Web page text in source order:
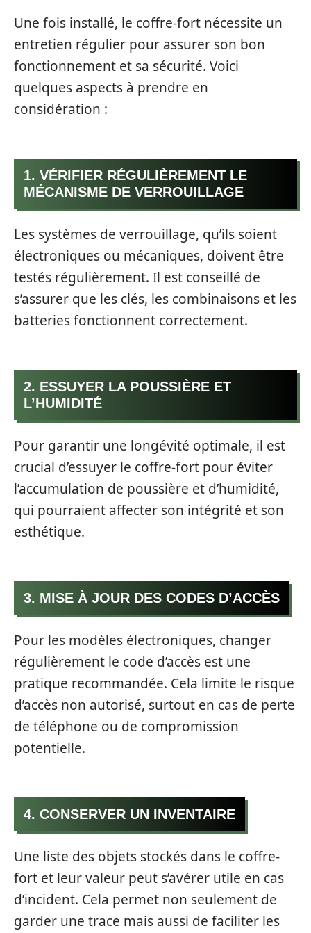
Une fois installé, le coffre-fort nécessite un
entretien régulier pour assurer son bon
fonctionnement et sa sécurité. Voici
quelques aspects à prendre en
considération :
1. VÉRIFIER RÉGULIÈREMENT LE
MÉCANISME DE VERROUILLAGE
Les systèmes de verrouillage, qu’ils soient
électroniques ou mécaniques, doivent être
testés régulièrement. Il est conseillé de
s’assurer que les clés, les combinaisons et les
batteries fonctionnent correctement.
2. ESSUYER LA POUSSIÈRE ET
L’HUMIDITÉ
Pour garantir une longévité optimale, il est
crucial d’essuyer le coffre-fort pour éviter
l’accumulation de poussière et d’humidité,
qui pourraient affecter son intégrité et son
esthétique.
3. MISE À JOUR DES CODES D’ACCÈS
Pour les modèles électroniques, changer
régulièrement le code d’accès est une
pratique recommandée. Cela limite le risque
d’accès non autorisé, surtout en cas de perte
de téléphone ou de compromission
potentielle.
4. CONSERVER UN INVENTAIRE
Une liste des objets stockés dans le coffre-
fort et leur valeur peut s’avérer utile en cas
d’incident. Cela permet non seulement de
garder une trace mais aussi de faciliter les